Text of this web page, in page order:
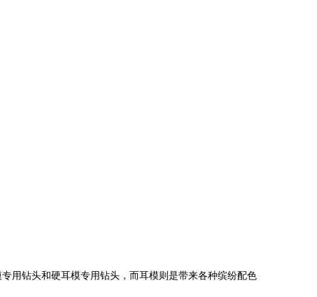
用钻头和硬耳模专用钻头，而耳模则是带来各种缤纷配色